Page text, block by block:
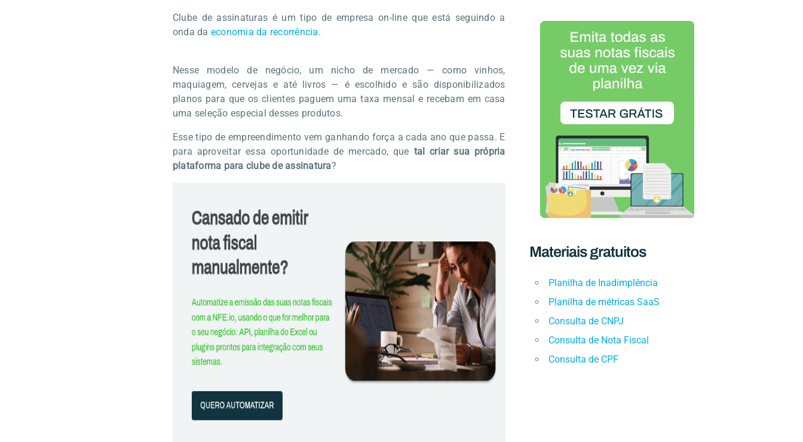
Clube de assinaturas é um tipo de empresa on-line que está seguindo a
onda da economia da recorrência.
Nesse modelo de negócio, um nicho de mercado — como vinhos,
maquiagem, cervejas e até livros — é escolhido e são disponibilizados
planos para que os clientes paguem uma taxa mensal e recebam em casa
uma seleção especial desses produtos.
Esse tipo de empreendimento vem ganhando força a cada ano que passa. E
para aproveitar essa oportunidade de mercado, que tal criar sua própria
plataforma para clube de assinatura?
Materiais gratuitos
Planilha de Inadimplência
Planilha de métricas SaaS
Consulta de CNPJ
Consulta de Nota Fiscal
Consulta de CPF